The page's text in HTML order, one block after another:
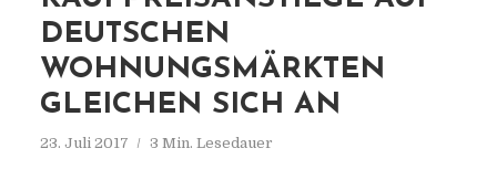
DEUTSCHEN
WOHNUNGSMÄRKTEN
GLEICHEN SICH AN
23. Juli 2017 3 Min. Lesedauer